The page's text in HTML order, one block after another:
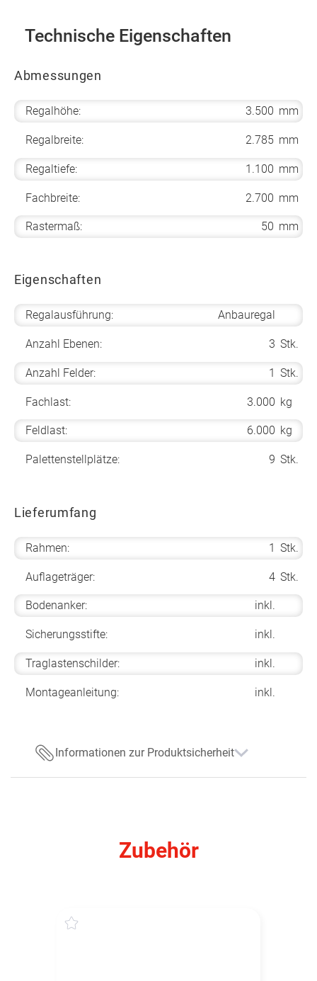
Technische Eigenschaften
Abmessungen
Regalhöhe: 3.500 mm
Regalbreite: 2.785 mm
Regaltiefe: 1.100 mm
Fachbreite: 2.700 mm
Rastermaß: 50 mm
Eigenschaften
Regalausführung: Anbauregal
Anzahl Ebenen: 3 Stk.
Anzahl Felder: 1 Stk.
Fachlast: 3.000 kg
Feldlast: 6.000 kg
Palettenstellplätze: 9 Stk.
Lieferumfang
Rahmen: 1 Stk.
Auflageträger: 4 Stk.
Bodenanker: inkl.
Sicherungsstifte: inkl.
Traglastenschilder: inkl.
Montageanleitung: inkl.
Informationen zur Produktsicherheit
Zubehör